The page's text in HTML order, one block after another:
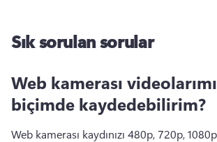
Sık sorulan sorular
Web kamerası
biçimde kaydedebilirim?
Web kamerası kaydınızı 480p, 720p,